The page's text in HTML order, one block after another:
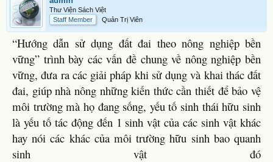
Thư Viện Sách Việt
Staff Member
Quản Trị Viên
“Hướng dẫn sử dụng đất đai theo nông nghiệp bền
vững” trình bày các vấn đề chung về nông nghiệp bền
vững, đưa ra các giải pháp khi sử dụng và khai thác đất
đai, giúp nhà nông những kiến thức cần thiết để bảo vệ
môi trường mà họ đang sống, yếu tố sinh thái hữu sinh
là yếu tố tác động đến 1 sinh vật của các sinh vật khác
hay nói các khác của môi trường hữu sinh bao quanh
sinh vật đó